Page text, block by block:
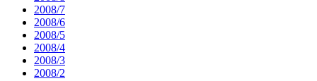
2008/7
2008/6
2008/5
2008/4
2008/3
2008/2